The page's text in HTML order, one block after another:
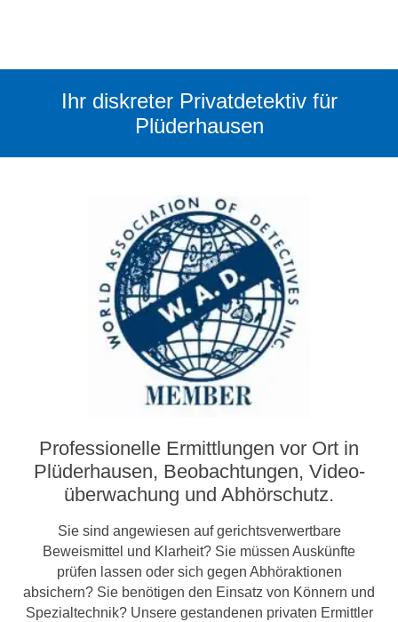
Ihr diskreter Privatdetektiv für
Plüderhausen
Professionelle Ermittlungen vor Ort in
Plüderhausen, Beobachtungen, Video­­
überwachung und Abhörschutz.
Sie sind angewiesen auf gerichtsverwertbare
Beweismittel und Klarheit? Sie müssen Auskünfte
prüfen lassen oder sich gegen Abhöraktionen
absichern? Sie benötigen den Einsatz von Könnern und
Spezialtechnik? Unsere gestandenen privaten Ermittler